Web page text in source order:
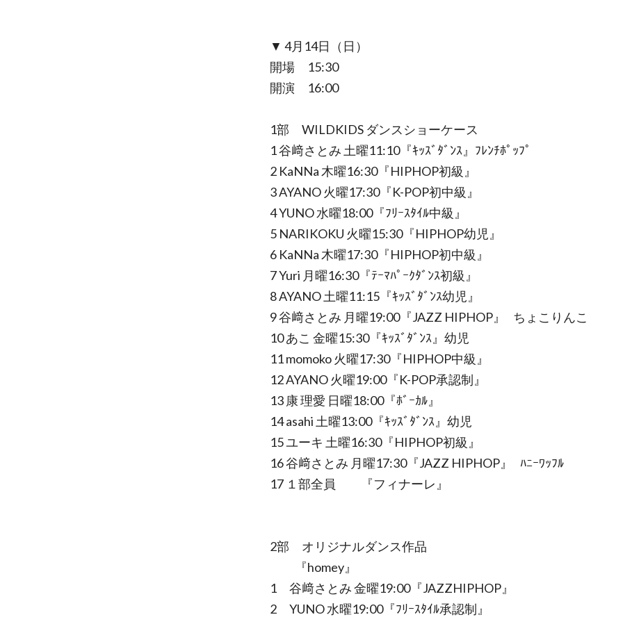
▼ 4月14日（日）
開場 15:30
開演 16:00
1部 WILDKIDS ダンスショーケース
1 谷﨑さとみ 土曜11:10『ｷｯｽﾞﾀﾞﾝｽ』ﾌﾚﾝﾁﾎﾟｯﾌﾟ
2 KaNNa 木曜16:30『HIPHOP初級』
3 AYANO 火曜17:30『K-POP初中級』
4 YUNO 水曜18:00『ﾌﾘｰｽﾀｲﾙ中級』
5 NARIKOKU 火曜15:30『HIPHOP幼児』
6 KaNNa 木曜17:30『HIPHOP初中級』
7 Yuri 月曜16:30『ﾃｰﾏﾊﾟｰｸﾀﾞﾝｽ初級』
8 AYANO 土曜11:15『ｷｯｽﾞﾀﾞﾝｽ幼児』
9 谷﨑さとみ 月曜19:00『JAZZ HIPHOP』 ちょこりんこ
10 あこ 金曜15:30『ｷｯｽﾞﾀﾞﾝｽ』幼児
11 momoko 火曜17:30『HIPHOP中級』
12 AYANO 火曜19:00『K-POP承認制』
13 康 理愛 日曜18:00『ﾎﾞｰｶﾙ』
14 asahi 土曜13:00『ｷｯｽﾞﾀﾞﾝｽ』幼児
15 ユーキ 土曜16:30『HIPHOP初級』
16 谷﨑さとみ 月曜17:30『JAZZ HIPHOP』 ﾊﾆｰﾜｯﾌﾙ
17 １部全員 『フィナーレ』
2部 オリジナルダンス作品
『homey』
1 谷﨑さとみ 金曜19:00『JAZZHIPHOP』
2 YUNO 水曜19:00『ﾌﾘｰｽﾀｲﾙ承認制』